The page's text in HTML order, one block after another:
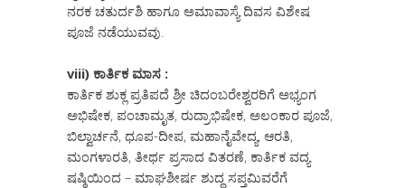
ನರಕ ಚತುರ್ದಶಿ ಹಾಗೂ ಅಮಾವಾಸ್ಯೆ ದಿವಸ ವಿಶೇಷ
ಪೂಜೆ ನಡೆಯುವವು.
viii) ಕಾರ್ತಿಕ ಮಾಸ :
ಕಾರ್ತಿಕ ಶುಕ್ಲ ಪ್ರತಿಪದೆ ಶ್ರೀ ಚಿದಂಬರೇಶ್ವರರಿಗೆ ಅಭ್ಯಂಗ
ಅಭಿಷೇಕ, ಪಂಚಾಮೃತ, ರುದ್ರಾಭಿಷೇಕ, ಅಲಂಕಾರ ಪೂಜೆ,
ಬಿಲ್ವಾರ್ಚನೆ, ಧೂಪ-ದೀಪ, ಮಹಾನೈವೇದ್ಯ, ಆರತಿ,
ಮಂಗಳಾರತಿ, ತೀರ್ಥ ಪ್ರಸಾದ ವಿತರಣೆ, ಕಾರ್ತಿಕ ವದ್ಯ
ಷಷ್ಠಿಯಿಂದ – ಮಾಘಶೀರ್ಷ ಶುದ್ಧ ಸಪ್ತಮಿವರೆಗೆ